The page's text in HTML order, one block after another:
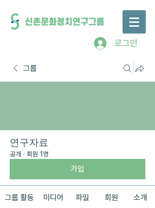
로그인
그룹
연구자료
공개 · 회원 1명
가입
그룹 활동 미디어 파일 회원 소개